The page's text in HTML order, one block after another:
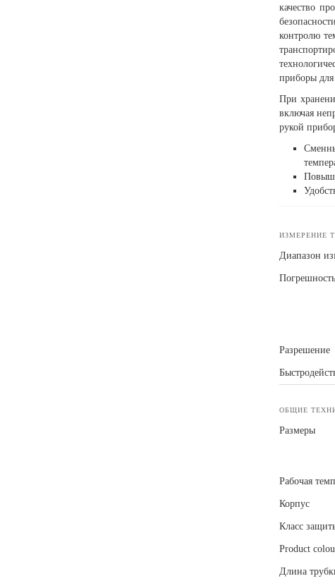
качество
контролю
приборы
При
включая
рукой
ИЗМЕРЕНИЕ
Диапазон
Погрешность
Разрешение
ОБЩИЕ
Размеры
Рабочая
Корпус
Класс
Product
Длина